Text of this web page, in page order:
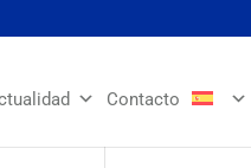
Contacto